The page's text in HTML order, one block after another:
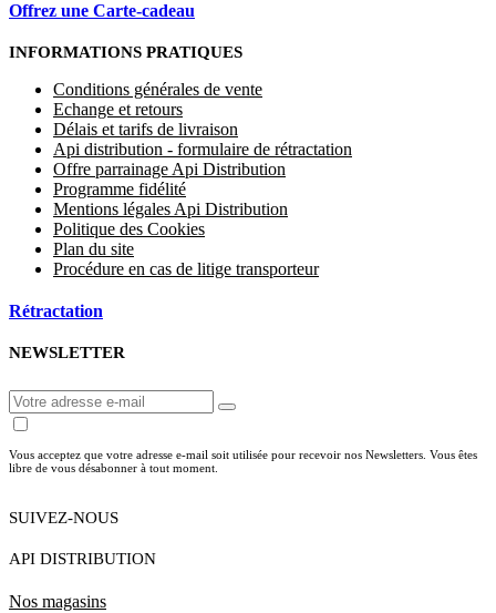
Offrez une Carte-cadeau
INFORMATIONS PRATIQUES
Conditions générales de vente
Echange et retours
Délais et tarifs de livraison
Api distribution - formulaire de rétractation
Offre parrainage Api Distribution
Programme fidélité
Mentions légales Api Distribution
Politique des Cookies
Plan du site
Procédure en cas de litige transporteur
Rétractation
NEWSLETTER
Vous acceptez que votre adresse e-mail soit utilisée pour recevoir nos Newsletters. Vous êtes
libre de vous désabonner à tout moment.
SUIVEZ-NOUS
API DISTRIBUTION
Nos magasins